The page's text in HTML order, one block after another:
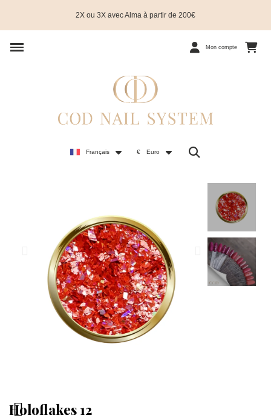
2X ou 3X avec Alma à partir de 200€
Mon compte
Français € Euro
Holoflakes 12